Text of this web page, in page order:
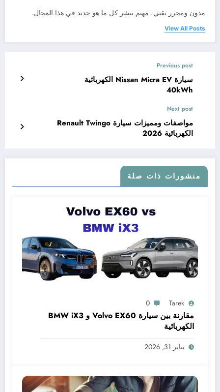
مدون ومحرر تقني، مهتم بنشر كل ما هو جديد في هذا المجال.
View All Posts
Previous post
سيارة Nissan Micra EV الكهربائية
40kWh
Next post
مواصفات ومميزات سيارة Renault Twingo
الكهربائية 2026
منشورات ذات صلة
Tarek
0
مقارنة بين سيارة Volvo EX60 و BMW iX3
الكهربائية
يناير 31, 2026